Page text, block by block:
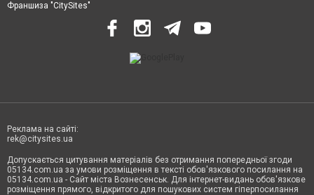
Франшиза "CitySites"
Реклама на сайті:
rek@citysites.ua
Допускається цитування матеріалів без отримання попередньої згоди
05134.com.ua за умови розміщення в тексті обов'язкового посилання на
05134.com.ua - Сайт міста Вознесенськ. Для інтернет-видань обов'язкове
розміщення прямого, відкритого для пошукових систем гіперпосилання